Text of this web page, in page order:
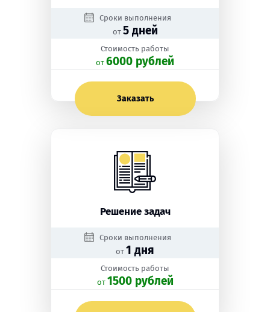
Сроки выполнения
от 5 дней
Стоимость работы
oт 6000 рублей
Заказать
Решение задач
Сроки выполнения
от 1 дня
Стоимость работы
oт 1500 рублей